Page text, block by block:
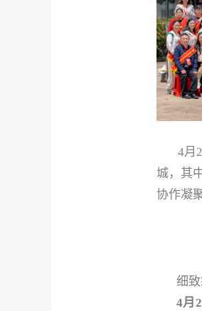
4月
城，其
协作凝
细致
4月